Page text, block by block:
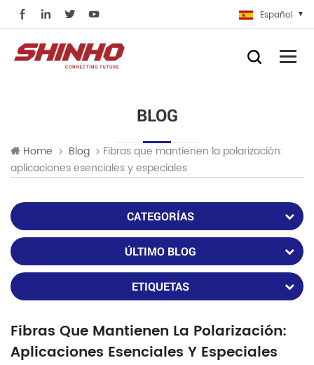
Español
BLOG
Home Blog
Fibras que mantienen la polarización:
aplicaciones esenciales y especiales
CATEGORÍAS
ÚLTIMO BLOG
ETIQUETAS
Fibras Que Mantienen La Polarización:
Aplicaciones Esenciales Y Especiales